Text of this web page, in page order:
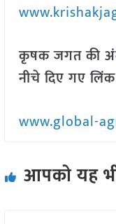
कृषक जगत की
नीचे दिए गए
www.global-
आपको यह